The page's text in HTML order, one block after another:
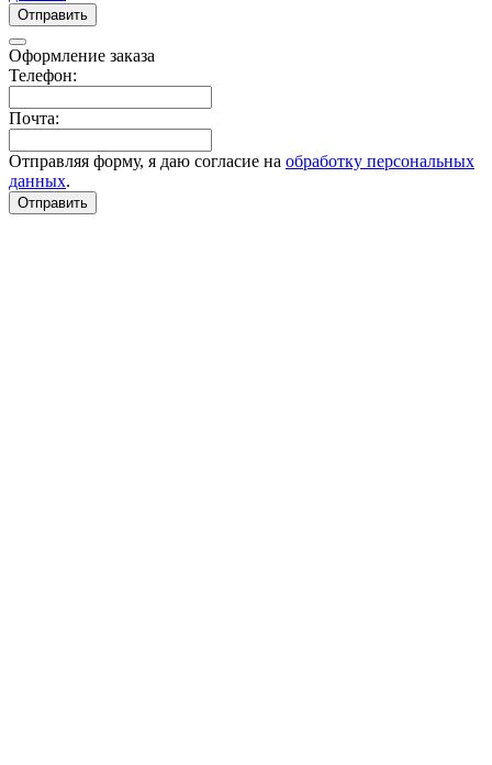
Отправить
Оформление заказа
Телефон:
Почта:
Отправляя форму, я даю согласие на обработку персональных
данных.
Отправить